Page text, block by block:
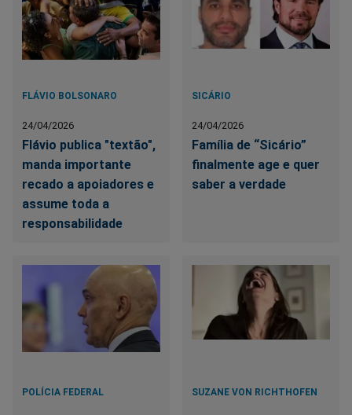
FLÁVIO BOLSONARO
24/04/2026
Flávio publica "textão",
manda importante
recado a apoiadores e
assume toda a
responsabilidade
SICÁRIO
24/04/2026
Família de “Sicário”
finalmente age e quer
saber a verdade
POLÍCIA FEDERAL SUZANE VON RICHTHOFEN